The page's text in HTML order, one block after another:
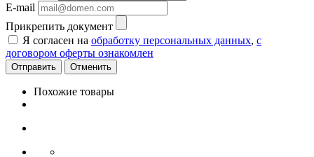
E-mail
Прикрепить документ
Я согласен на обработку персональных данных, с
договором оферты ознакомлен
Отменить
Похожие товары